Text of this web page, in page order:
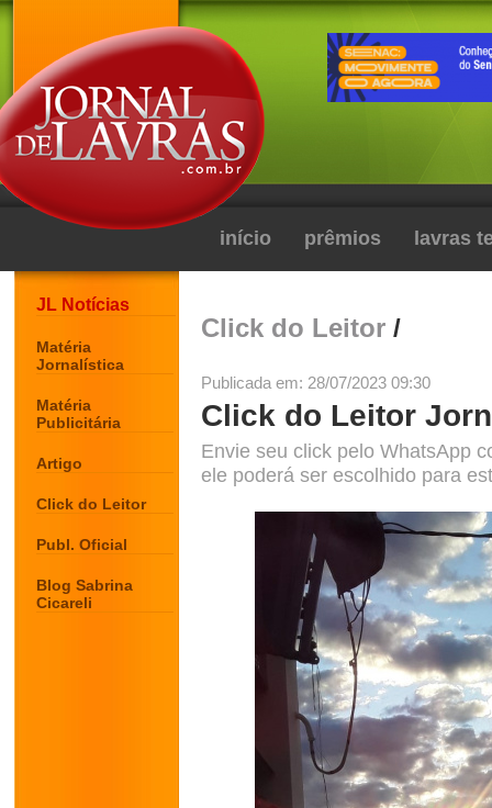
início prêmios lavras
JL Notícias
Matéria
Jornalística
Matéria
Publicitária
Artigo
Click do Leitor
Publ. Oficial
Blog Sabrina
Cicareli
Click do Leitor /
Publicada em: 28/07/2023 09:30
Click do Leitor
Envie seu click pelo WhatsApp
ele poderá ser escolhido para